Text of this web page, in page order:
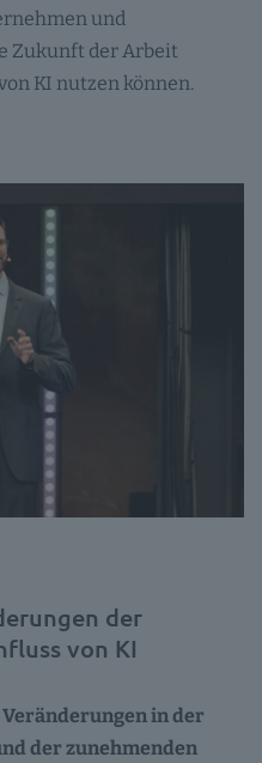
und
Zukunft der Arbeit
KI nutzen können.
der
von KI
in der
der zunehmenden